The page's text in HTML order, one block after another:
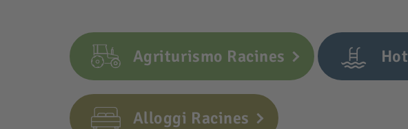
Agriturismo Racines
Alloggi Racines